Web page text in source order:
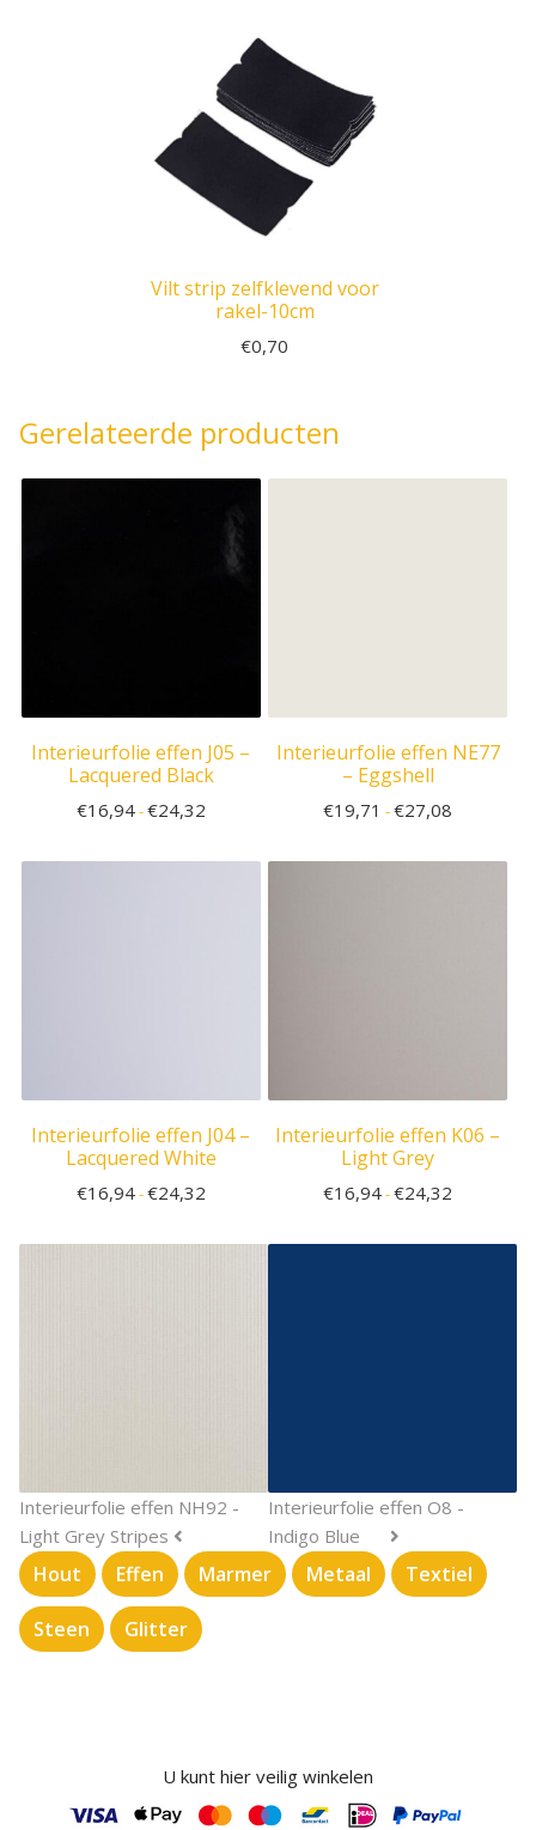
Vilt strip zelfklevend voor
rakel-10cm
€0,70
Gerelateerde producten
Interieurfolie effen J05 –
Lacquered Black
€16,94-€24,32
Interieurfolie effen NE77
– Eggshell
€19,71 -€27,08
Interieurfolie effen J04 –
Lacquered White
€16,94-€24,32
Interieurfolie effen K06 –
Light Grey
€16,94-€24,32
Interieurfolie effen NH92 -
Light Grey Stripes
Interieurfolie effen O8 -
Indigo Blue
Hout Effen Marmer Metaal Textiel
Steen Glitter
U kunt hier veilig winkelen